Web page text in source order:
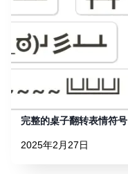
完整的桌子翻转表情符号
2025年2月27日